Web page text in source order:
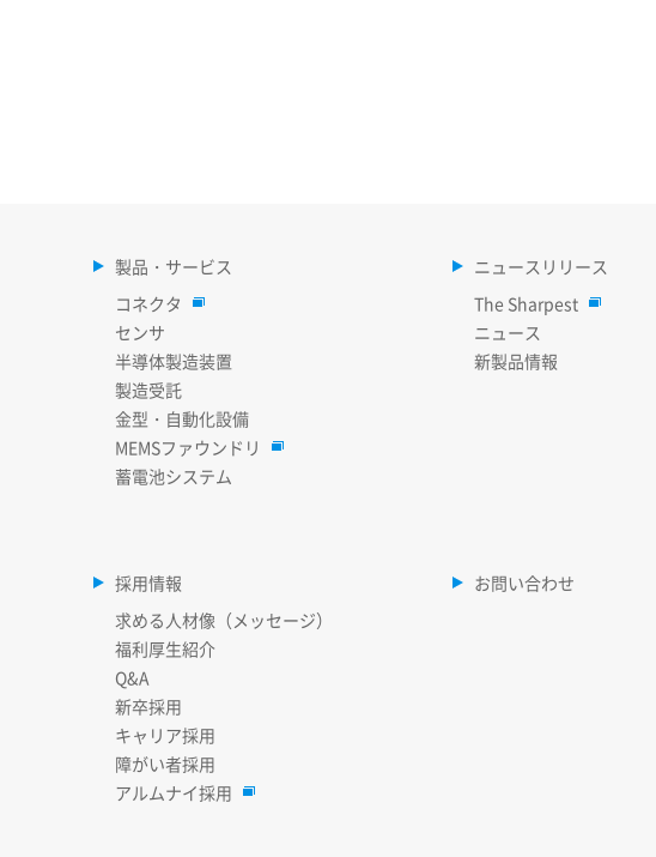
製品・サービス
コネクタ
センサ
半導体製造装置
製造受託
金型・自動化設備
MEMSファウンドリ
蓄電池システム
ニュースリリース
The Sharpest
ニュース
新製品情報
採用情報
求める人材像（メッセージ）
福利厚生紹介
Q&A
新卒採用
キャリア採用
障がい者採用
アルムナイ採用
お問い合わせ